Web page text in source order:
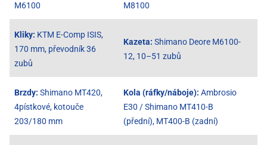
M6100
M8100
Kliky: KTM E-Comp ISIS,
170 mm, převodník 36
zubů
Kazeta: Shimano Deore M6100-
12, 10–51 zubů
Brzdy: Shimano MT420,
4pístkové, kotouče
203/180 mm
Kola (ráfky/náboje): Ambrosio
E30 / Shimano MT410-B
(přední), MT400-B (zadní)